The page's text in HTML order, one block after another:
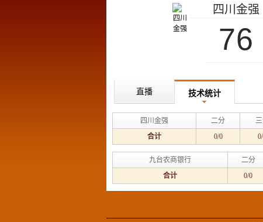
四川金强
76
直播 技术统计
四川金强 二分
合计
0/0
九台农商银行 二分
合计
0/0